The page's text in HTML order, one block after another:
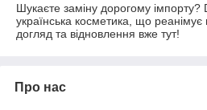
Шукаєте заміну дорогому
українська косметика, що
догляд та відновлення вже тут!
Про нас